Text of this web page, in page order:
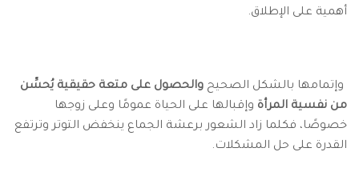
أهمية على الإطلاق.
وإتمامها بالشكل الصحيح والحصول على متعة حقيقية يُحسِّن
من نفسية المرأة وإقبالها على الحياة عمومًا وعلى زوجها
خصوصًا، فكلما زاد الشعور برعشة الجماع ينخفض التوتر وترتفع
القدرة على حل المشكلات.